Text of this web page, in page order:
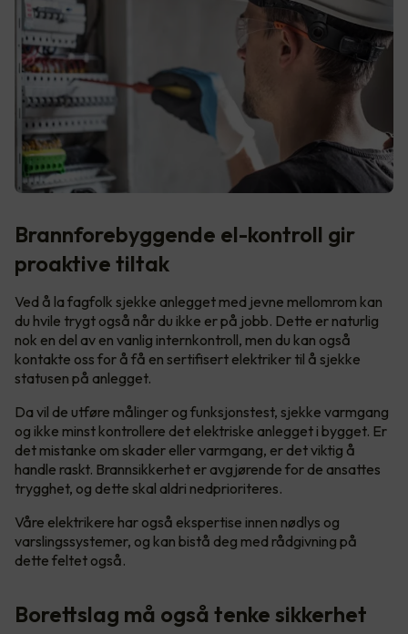
Brannforebyggende el-kontroll gir
proaktive tiltak
Ved å la fagfolk sjekke anlegget med jevne mellomrom kan
du hvile trygt også når du ikke er på jobb. Dette er naturlig
nok en del av en vanlig internkontroll, men du kan også
kontakte oss for å få en sertifisert elektriker til å sjekke
statusen på anlegget.
Da vil de utføre målinger og funksjonstest, sjekke varmgang
og ikke minst kontrollere det elektriske anlegget i bygget. Er
det mistanke om skader eller varmgang, er det viktig å
handle raskt. Brannsikkerhet er avgjørende for de ansattes
trygghet, og dette skal aldri nedprioriteres.
Våre elektrikere har også ekspertise innen nødlys og
varslingssystemer, og kan bistå deg med rådgivning på
dette feltet også.
Borettslag må også tenke sikkerhet